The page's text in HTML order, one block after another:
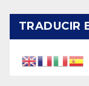
TRADUCIR